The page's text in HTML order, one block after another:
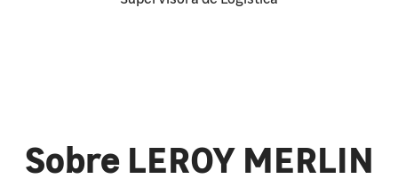
Sobre LEROY MERLIN